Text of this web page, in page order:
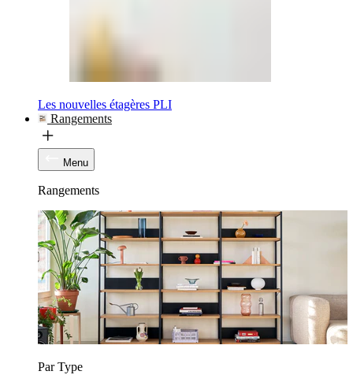
Les nouvelles étagères PLI
Rangements
Menu
Rangements
Par Type